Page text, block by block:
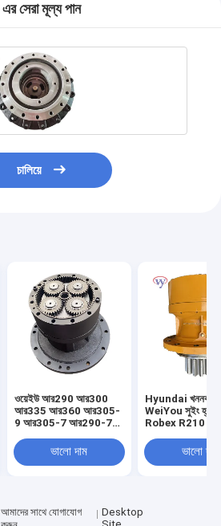
এর সেরা মূল্য পান
চালিয়ে
ওয়েইউ আর290 আর300
আর335 আর360 আর305-
9 আর305-7 আর290-7
গিয়ারবক্স রোটারি রিডাক্টর
31এন9-10181 31এন9-
ভালো দাম
Hyundai
WeiYou সুইং হ্রাস
Robex R210
10180 31N6-
ভালো দাম
আমাদের সাথে যোগাযোগ
Desktop